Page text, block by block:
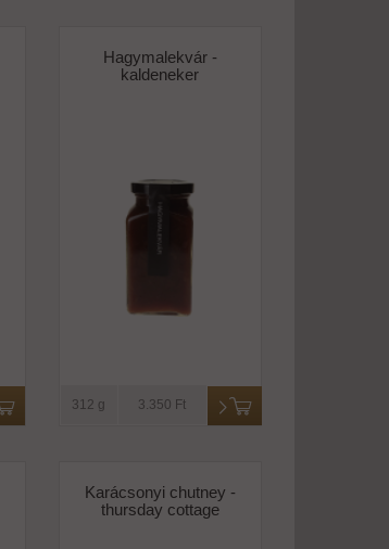
Hagymalekvár -
kaldeneker
312 g 3.350 Ft
Karácsonyi chutney -
thursday cottage